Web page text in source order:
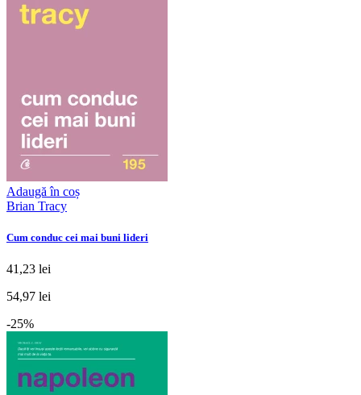
Adaugă în coș
Brian Tracy
Cum conduc cei mai buni lideri
41,23 lei
54,97 lei
-25%